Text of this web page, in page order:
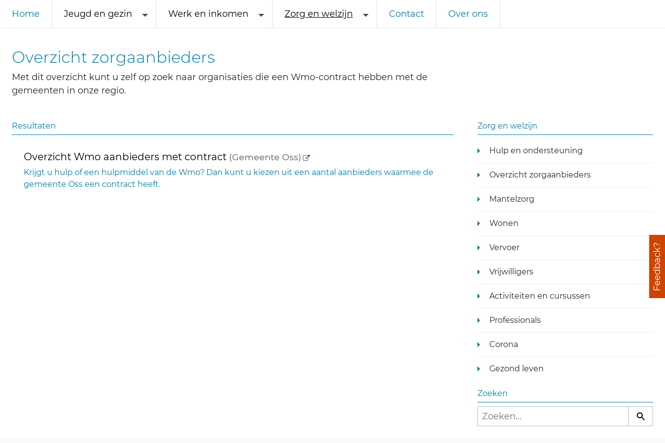
Home Jeugd en gezin Werk en inkomen Zorg en welzijn Contact Over ons
Overzicht zorgaanbieders
Met dit overzicht kunt u zelf op zoek naar organisaties die een Wmo-contract hebben met de
gemeenten in onze regio.
Resultaten
Overzicht Wmo aanbieders met contract (Gemeente Oss) (externe link)
Krijgt u hulp of een hulpmiddel van de Wmo? Dan kunt u kiezen uit een aantal aanbieders waarmee de
gemeente Oss een contract heeft.
Zorg en welzijn
Hulp en ondersteuning
Overzicht zorgaanbieders
Mantelzorg
Wonen
Vervoer
Vrijwilligers
Activiteiten en cursussen
Professionals
Corona
Gezond leven
Zoeken
Feedback?